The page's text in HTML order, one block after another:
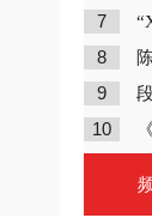
7
8
9
10